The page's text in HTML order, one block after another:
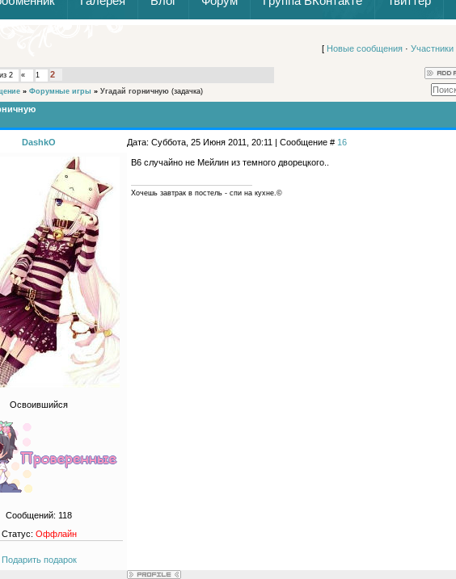
[ Новые сообщения· Участники
2 « 1 2
» Форумные игры » Угадай горничную (задачка)
DashkO Дата: Суббота, 25 Июня 2011, 20:11 | Сообщение # 16
Освоившийся
Сообщений: 118
Статус: Оффлайн
Подарить подарок
B6 случайно не Мейлин из темного дворецкого..
Хочешь завтрак в постель - спи на кухне.©